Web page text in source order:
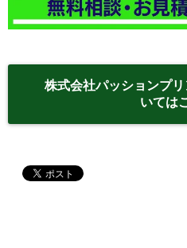
株式会社パッションプ
いては